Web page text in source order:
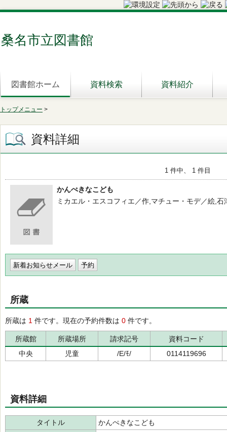
桑名市立図書館
図書館ホーム 資料検索 資料紹介
トップメニュー >
資料詳細
1 件中、 1 件目
かんぺきなこども
ミカエル・エスコフィエ／作,マチュー・モデ／絵,
新着お知らせメール
所蔵
所蔵は 1 件です。現在の予約件数は 0 件です。
所蔵館 所蔵場所 請求記号
資料コード
中央
児童 /E/ﾓ/ 0114119696
資料詳細
タイトル
かんぺきなこども